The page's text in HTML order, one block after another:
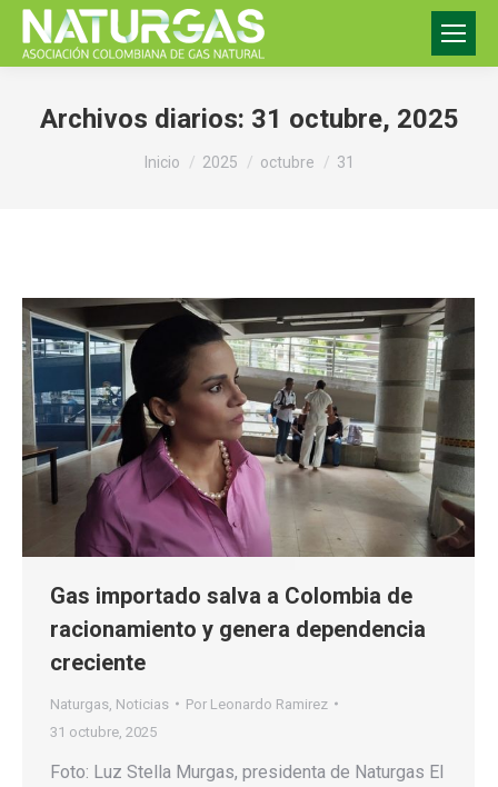
Archivos diarios: 31 octubre, 2025
Estás aquí:
Inicio 2025 octubre 31
Gas importado salva a Colombia de
racionamiento y genera dependencia
creciente
Naturgas Noticias Por Leonardo Ramirez
31 octubre, 2025
Foto: Luz Stella Murgas, presidenta de Naturgas El